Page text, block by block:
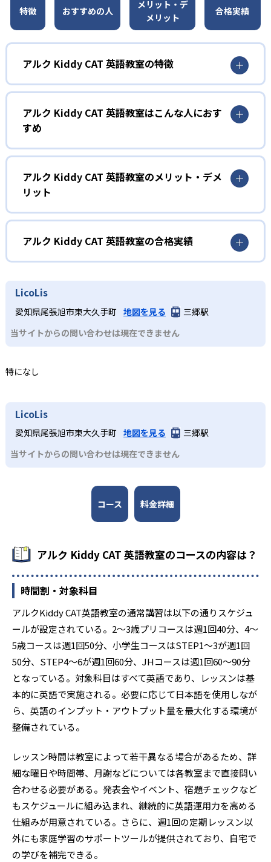
特徴 おすすめの人
メリット・デ
メリット
合格実績
アルク Kiddy CAT 英語教室の特徴
1
オリジナリティあふれるレッスン
レッスンはアルク独自の要素が盛り込まれた、楽しいアク
ティビティで構成される。顧客満足度95%を誇る講師陣の
工夫が行き届いた指導により、子どもたちは飽きることな
く英語に親しみ、自然に発話する力を伸ばす。講師オリジ
ナルの演出や年齢に応じたアレンジを随所に取り入れ、学
習意欲を高める仕掛けが豊富に用意されている。
2歳から中学生までの発達段階に応じたカリキ
ュラム
2～3歳向けのプリコースから中学生コースまで、年齢や発
学児の敏感期に合わせた「よく聞く」→「声に出す」
→「自分のことを話す」の3ステップや、小学生のフォニッ
クス（アルファベットの文字を音声化する方法）指導、中
学生のタスクベース学習（実用的なテーマや課題に取り組
むことで、外国語のコミュニケーション能力を上げる教育
の英語4技能をバランスよく育成する設計となっている。
アルクの50年以上にわたる教材開発のノウハウを結集した
オリジナル教材を使用。DVDやペン型学習ツール、ワーク
総合的にカバーし、実践的な英語運用能力を養成する。教
材は年齢・学年別に最適化されており、家庭学習との連携
もスムーズに行える構成となっている。
アルク Kiddy CAT 英語教室はこんな人におす
すめ
1
2～3歳児（プリコース）
プリコースは2～3歳児を対象とした親子参加型レッスン。
親子で一緒にDVD『アルクのabc』を見ながら英語の歌やア
ニメを体験し、アクティビティやゲームを通じて英語の音
やリズムに親しむ。週1回40分という短時間ながら集中して
学べる仕組みとなっており、親子のコミュニケーションを
深めながら英語感覚を養う。
2
聞く」→「声に出す」→「自分のことを話す」の3ステップ
を通じてセンテンス（1文程度）での表現力を習得。週1回
し、家庭学習も促進する。小学生コースへの橋渡しとなる
小学生～中学生（JHコース）
小学生低学年のSTEP1～3は週1回50分、高学年のSTEP4～
もがまねをしながら英語を話す指導法）を取り入れた会話
力強化を実施。JHコースは中学1～2年生向けに週1回60～
90分で文法定着とタスクベース学習を両立し、コミュニケ
すいカリキュラム構成となっている。
アルク Kiddy CAT 英語教室のメリット・デメ
リット
どんなメリットがある?
アルクKiddy CAT英語教室の最大のメリットは、年齢・発達
段階に応じた豊富なコース体系と独自開発教材により、段
階的かつ総合的に「聞く」「話す」「読む」「書く」の英
語4技能を伸ばせる点である。英語のプロが監修したオリジ
ナル教材や「音が出るペン」、「CLIL」（英語の4技能を高
める教育方法）など多彩な学習ツールを活用し、楽しみな
がら実践的な英語運用力を身につけられる。全国に展開す
る教室網があり、無料体験レッスンや地域に適したサポー
トを受けられる。少人数制グループレッスンで一人ひとり
デメリットとしては、教室によって開講コースやレッスン
時間、月謝や入会金が異なるため、希望するコースが近隣
で受講できない場合がある点である。また、教材費や年間
プランに一定の費用負担が生じるほか、週1回のペースで学
ぶ形式のため、学習量を確保するには家庭での追加学習が
必要なこともある。さらに、グループレッスンのため、個
合には別途オプションを検討する必要がある。
アルク Kiddy CAT 英語教室の合格実績
アルクKiddy CAT英語教室は合格実績を公式サイトで公開し
LicoLis
愛知県尾張旭市東大久手町 地図を見る
三郷駅
当サイトからの問い合わせは現在できません
特になし
LicoLis
愛知県尾張旭市東大久手町 地図を見る
三郷駅
当サイトからの問い合わせは現在できません
コース 料金詳細
アルク Kiddy CAT 英語教室のコースの内容は？
時間割・対象科目
アルクKiddy CAT英語教室の通常講習は以下の通りスケジュ
ールが設定されている。2～3歳プリコースは週1回40分、4～
5歳コースは週1回50分、小学生コースはSTEP1～3が週1回
50分、STEP4～6が週1回60分、JHコースは週1回60～90分
となっている。対象科目はすべて英語であり、レッスンは基
本的に英語で実施される。必要に応じて日本語を使用しなが
ら、英語のインプット・アウトプット量を最大化する環境が
整備されている。
レッスン時間は教室によって若干異なる場合があるため、詳
細な曜日や時間帯、月謝などについては各教室まで直接問い
合わせる必要がある。発表会やイベント、宿題チェックなど
もスケジュールに組み込まれ、継続的に英語運用力を高める
仕組みが用意されている。さらに、週1回の定期レッスン以
外にも家庭学習のサポートツールが提供されており、自宅で
の学びを補完できる。